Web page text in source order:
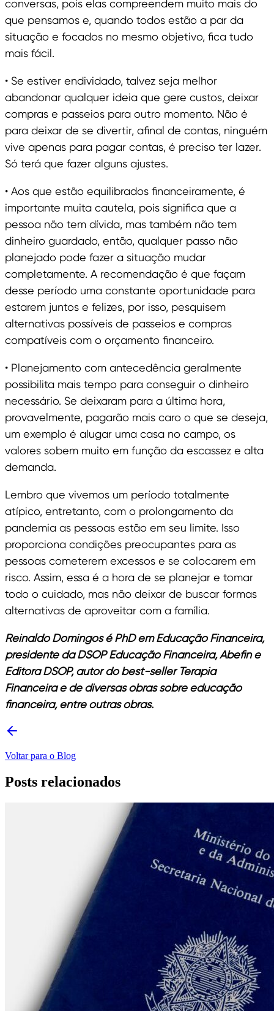
conversas, pois elas compreendem muito mais do
que pensamos e, quando todos estão a par da
situação e focados no mesmo objetivo, fica tudo
mais fácil.
• Se estiver endividado, talvez seja melhor
abandonar qualquer ideia que gere custos, deixar
compras e passeios para outro momento. Não é
para deixar de se divertir, afinal de contas, ninguém
vive apenas para pagar contas, é preciso ter lazer.
Só terá que fazer alguns ajustes.
• Aos que estão equilibrados financeiramente, é
importante muita cautela, pois significa que a
pessoa não tem dívida, mas também não tem
dinheiro guardado, então, qualquer passo não
planejado pode fazer a situação mudar
completamente. A recomendação é que façam
desse período uma constante oportunidade para
estarem juntos e felizes, por isso, pesquisem
alternativas possíveis de passeios e compras
compatíveis com o orçamento financeiro.
• Planejamento com antecedência geralmente
possibilita mais tempo para conseguir o dinheiro
necessário. Se deixaram para a última hora,
provavelmente, pagarão mais caro o que se deseja,
um exemplo é alugar uma casa no campo, os
valores sobem muito em função da escassez e alta
demanda.
Lembro que vivemos um período totalmente
atípico, entretanto, com o prolongamento da
pandemia as pessoas estão em seu limite. Isso
proporciona condições preocupantes para as
pessoas cometerem excessos e se colocarem em
risco. Assim, essa é a hora de se planejar e tomar
todo o cuidado, mas não deixar de buscar formas
alternativas de aproveitar com a família.
Reinaldo Domingos é PhD em Educação Financeira,
presidente da DSOP Educação Financeira, Abefin e
Editora DSOP, autor do best-seller Terapia
Financeira e de diversas obras sobre educação
financeira, entre outras obras.
Voltar para o Blog
Posts relacionados